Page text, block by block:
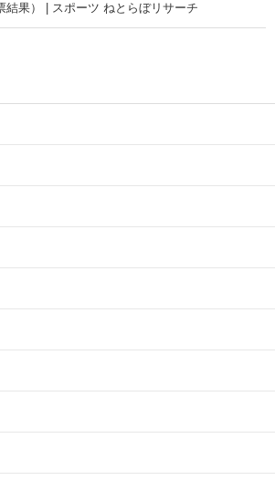
結果） | スポーツ ねとらぼリサーチ